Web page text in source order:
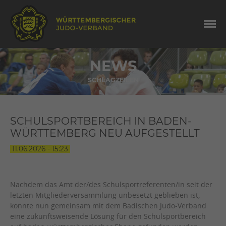
NEWS
SCHLAGZEILEN
SCHULSPORTBEREICH IN BADEN-
WÜRTTEMBERG NEU AUFGESTELLT
11.06.2026 - 15:23
Nachdem das Amt der/des Schulsportreferenten/in seit der
letzten Mitgliederversammlung unbesetzt geblieben ist,
konnte nun gemeinsam mit dem Badischen Judo-Verband
eine zukunftsweisende Lösung für den Schulsportbereich